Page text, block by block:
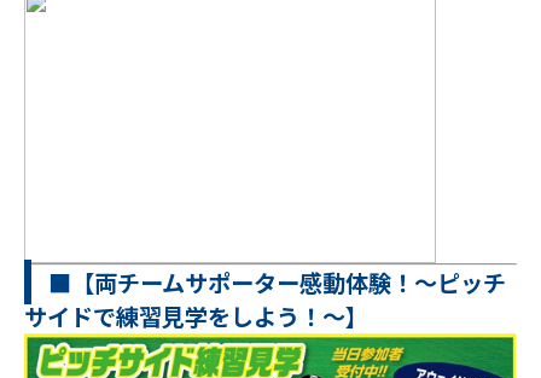
■【両チームサポーター感動体験！～ピッチ
サイドで練習見学をしよう！～】